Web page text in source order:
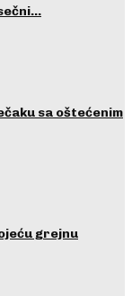
sa oštećenim
grejnu